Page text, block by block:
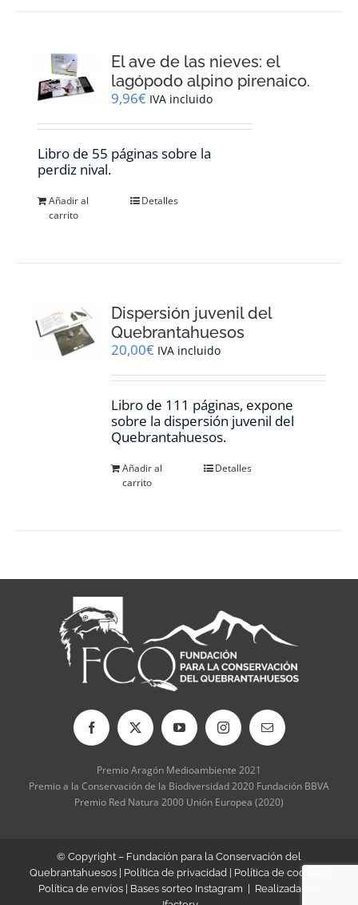
El ave de las nieves: el
lagópodo alpino pirenaico.
9,96€ IVA incluido
Libro de 55 páginas sobre la
perdiz nival.
Añadir al
carrito
Detalles
Dispersión juvenil del
Quebrantahuesos
20,00€ IVA incluido
Libro de 111 páginas, expone
sobre la dispersión juvenil del
Quebrantahuesos.
Añadir al
carrito
Detalles
Premio Aragón Medioambiente 2021
Premio a la Conservación de la Biodiversidad 2020 Fundación BBVA
Premio Red Natura 2000 Unión Europea (2020)
© Copyright – Fundación para la Conservación del
Quebrantahuesos | Política de privacidad | Política de cookies
Política de envíos| Bases sorteo Instagram | Realizada por